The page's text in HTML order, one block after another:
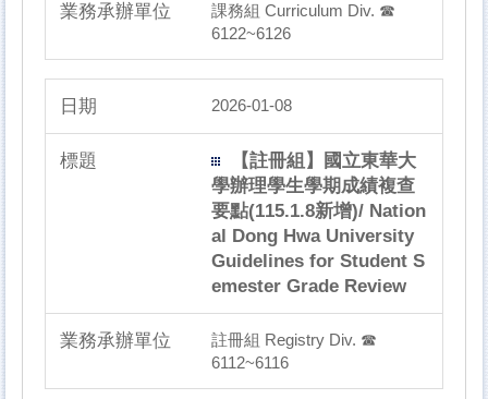
課務組 Curriculum Div. ☎
6122~6126
2026-01-08
【註冊組】國立東華大
學辦理學生學期成績複查
要點(115.1.8新增)/ Nation
al Dong Hwa University
Guidelines for Student S
emester Grade Review
註冊組 Registry Div. ☎
6112~6116